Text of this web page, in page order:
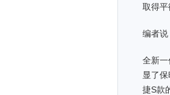
取得平
编者说
全新一
显了
捷S款